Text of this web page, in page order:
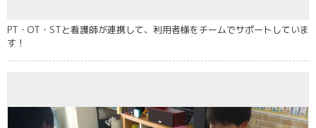
PT・OT・STと看護師が連携して、利用者様をチームでサポートしていま
す！